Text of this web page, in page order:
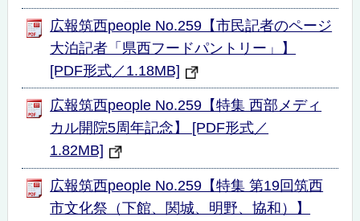
広報筑西people No.259【市民記者のページ
大泊記者「県西フードパントリー」】
[PDF形式／1.18MB]
広報筑西people No.259【特集 西部メディ
カル開院5周年記念】 [PDF形式／
1.82MB]
広報筑西people No.259【特集 第19回筑西
市文化祭（下館、関城、明野、協和）】